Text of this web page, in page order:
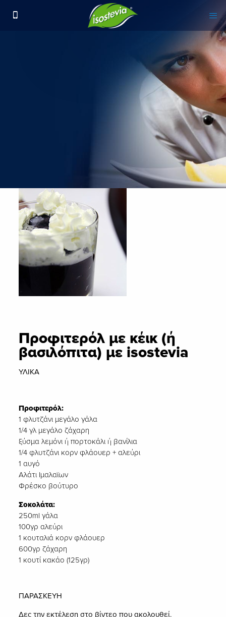
Προφιτερόλ με κέικ (ή
βασιλόπιτα) με isostevia
ΥΛΙΚΑ
Προφιτερόλ:
1 φλυτζάνι μεγάλο γάλα
1/4 γλ μεγάλο ζάχαρη
ξύσμα λεμόνι ή πορτοκάλι ή βανίλια
1/4 φλυτζάνι κορν φλάουερ + αλεύρι
1 αυγό
Αλάτι Ιμαλαϊων
Φρέσκο βούτυρο
Σοκολάτα:
250ml γάλα
100γρ αλεύρι
1 κουταλιά κορν φλάουερ
600γρ ζάχαρη
1 κουτί κακάο (125γρ)
ΠΑΡΑΣΚΕΥΗ
Δες την εκτέλεση στο βίντεο που ακολουθεί.